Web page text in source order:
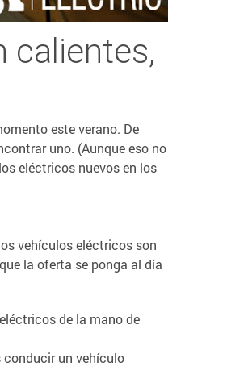
calientes,
este verano. De
uno. (Aunque eso no
eléctricos nuevos en los
vehículos eléctricos son
la oferta se ponga al día
de la mano de
conducir un vehículo